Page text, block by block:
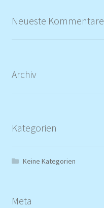
Neueste Kommentare
Archiv
Kategorien
Keine Kategorien
Meta